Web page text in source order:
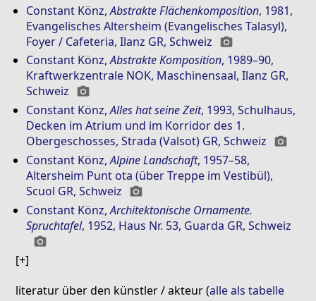
Constant Könz,Abstrakte Flächenkomposition, 1981,
Evangelisches Altersheim (Evangelisches Talasyl),
Foyer / Cafeteria, Ilanz GR, Schweiz photo_camera
Constant Könz,Abstrakte Komposition, 1989–90,
Kraftwerkzentrale NOK, Maschinensaal, Ilanz GR,
Schweiz photo_camera
Constant Könz,Alles hat seine Zeit, 1993, Schulhaus,
Decken im Atrium und im Korridor des 1.
Obergeschosses, Strada (Valsot) GR, Schweiz photo_camera
Constant Könz,Alpine Landschaft, 1957–58,
Altersheim Punt ota (über Treppe im Vestibül),
Scuol GR, Schweiz photo_camera
Constant Könz,Architektonische Ornamente.
Spruchtafel, 1952, Haus Nr. 53, Guarda GR, Schweiz
photo_camera
literatur über den künstler / akteur (alle als tabelle